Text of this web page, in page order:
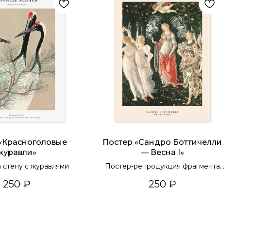
стену с журавлями
250 ₽
Постер «Сандро Боттичелли
— Весна I»
Постер-репродукция фрагмента
250 ₽